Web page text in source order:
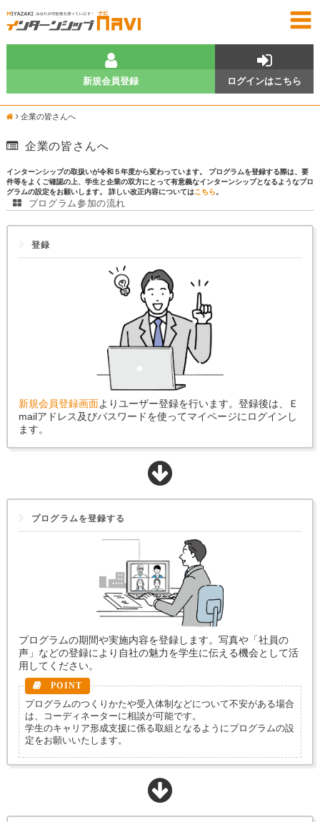
ログインはこちら
新規会員登録
企業の皆さんへ
企業の皆さんへ
インターンシップの取扱いが令和５年度から変わっています。 プログラムを登録する際は、要
件等をよくご確認の上、学生と企業の双方にとって有意義なインターンシップとなるようなプロ
グラムの設定をお願いします。 詳しい改正内容についてはこちら。
プログラム参加の流れ
登録
新規会員登録画面よりユーザー登録を行います。登録後は、Ｅ
mailアドレス及びパスワードを使ってマイページにログインし
ます。
プログラムを登録する
プログラムの期間や実施内容を登録します。写真や「社員の
声」などの登録により自社の魅力を学生に伝える機会として活
用してください。
プログラムのつくりかたや受入体制などについて不安がある場合
は、コーディネーターに相談が可能です。
学生のキャリア形成支援に係る取組となるようにプログラムの設
定をお願いいたします。